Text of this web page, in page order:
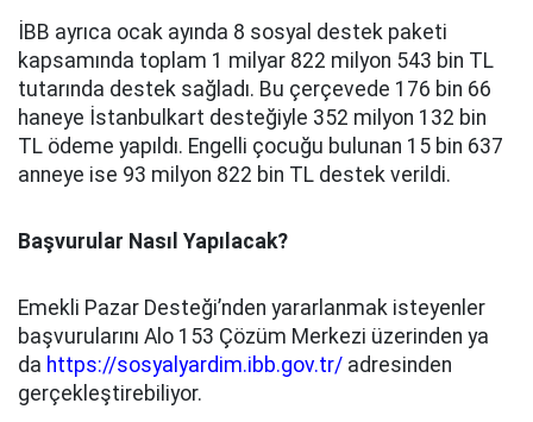
İBB ayrıca ocak ayında 8 sosyal destek paketi
kapsamında toplam 1 milyar 822 milyon 543 bin TL
tutarında destek sağladı. Bu çerçevede 176 bin 66
haneye İstanbulkart desteğiyle 352 milyon 132 bin
TL ödeme yapıldı. Engelli çocuğu bulunan 15 bin 637
anneye ise 93 milyon 822 bin TL destek verildi.
Başvurular Nasıl Yapılacak?
Emekli Pazar Desteği’nden yararlanmak isteyenler
başvurularını Alo 153 Çözüm Merkezi üzerinden ya
da https://sosyalyardim.ibb.gov.tr/ adresinden
gerçekleştirebiliyor.